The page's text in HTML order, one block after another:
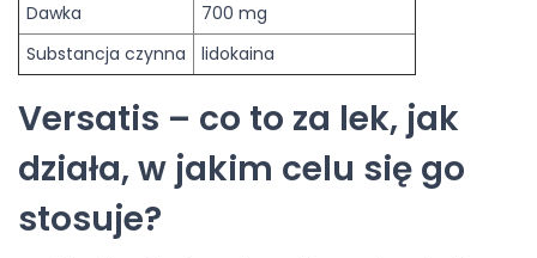
Dawka
700 mg
Substancja czynna
lidokaina
Versatis – co to za lek, jak
działa, w jakim celu się go
stosuje?